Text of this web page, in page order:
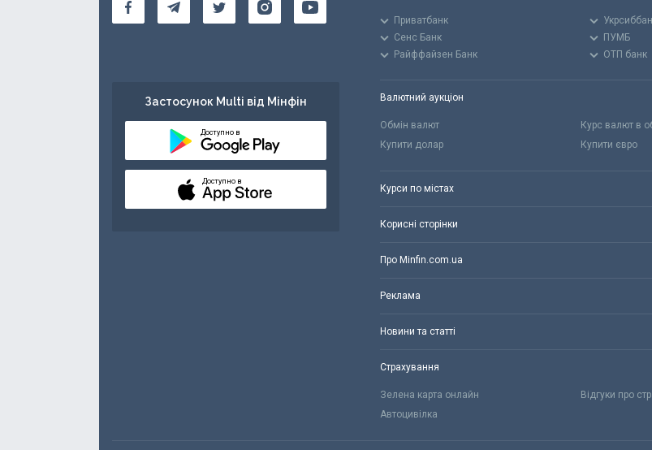
Застосунок Multi від Мінфін
Доступно в
Доступно в
Приватбанк
Сенс Банк
ПУМБ
Райффайзен Банк
ОТП банк
Валютний аукціон
Обмін валют Курс валют в
Купити долар
Купити євро
Курси по містах
Корисні сторінки
Про Minfin.com.ua
Реклама
Новини та статті
Страхування
Зелена карта онлайн Відгуки про
Автоцивілка